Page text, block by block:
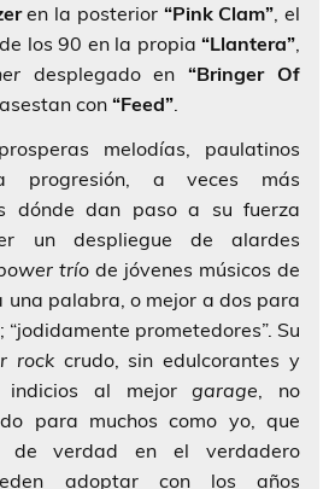
en la posterior “Pink Clam”, el
de los 90 en la propia “Llantera”,
desplegado en“Bringer Of
con “Feed”.
melodías, paulatinos
progresión, a veces más
dónde dan paso a su fuerza
un despliegue de alardes
trío de jóvenes músicos de
una palabra, o mejor a dos para
prometedores”. Su
rockcrudo, sin edulcorantes y
indicios al mejorgarage, no
para muchos como yo, que
de verdad en el verdadero
adoptar con los años